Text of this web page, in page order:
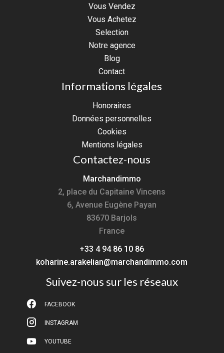
Vous Vendez
Vous Achetez
Selection
Notre agence
Blog
Contact
Informations légales
Honoraires
Données personnelles
Cookies
Mentions légales
Contactez-nous
Marchandimmo
2, place du Capitaine Vincens
6, Avenue Eugène Payan
83670 Barjols
France
+33 4 94 86 10 86
koharine.arakelian@marchandimmo.com
Suivez-nous sur les réseaux
FACEBOOK
INSTAGRAM
YOUTUBE